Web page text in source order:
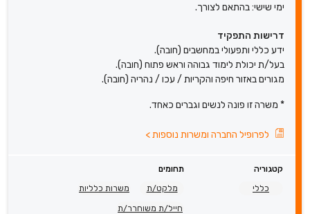
ימי שישי: בהתאם לצורך.
דרישות התפקיד
ידע כללי ותפעולי במחשבים (חובה).
בעל/ת יכולת לימוד גבוהה וראש פתוח (חובה).
מגורים באזור חיפה והקריות / עכו / נהריה (חובה).
* משרה זו פונה לנשים וגברים כאחד.
לפרופיל החברה ומשרות נוספות>
קטגוריה
תחומים
כללי
מלקט/ת משרות כלליות
חייל/ת משוחרר/ת